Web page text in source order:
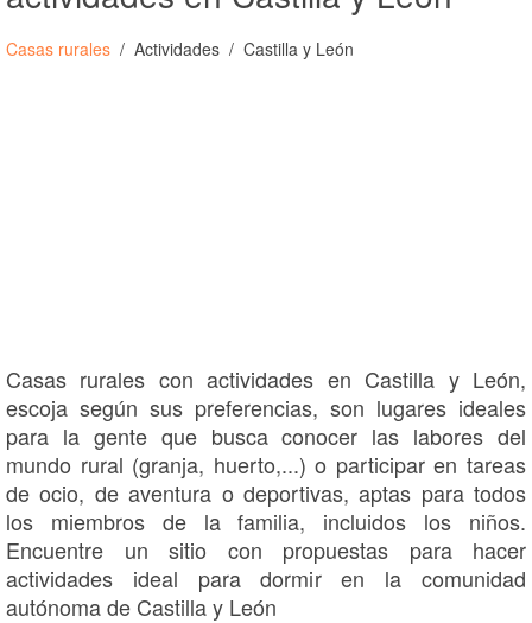
Casas rurales Actividades Castilla y León
Casas rurales con actividades en Castilla y León,
escoja según sus preferencias, son lugares ideales
para la gente que busca conocer las labores del
mundo rural (granja, huerto,...) o participar en tareas
de ocio, de aventura o deportivas, aptas para todos
los miembros de la familia, incluidos los niños.
Encuentre un sitio con propuestas para hacer
actividades ideal para dormir en la comunidad
autónoma de Castilla y León